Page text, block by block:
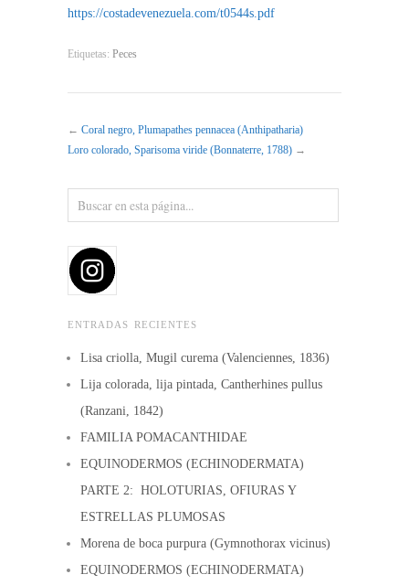
https://costadevenezuela.com/t0544s.pdf
Etiquetas: Peces
← Coral negro, Plumapathes pennacea (Anthipatharia)
Loro colorado, Sparisoma viride (Bonnaterre, 1788) →
ENTRADAS RECIENTES
Lisa criolla, Mugil curema (Valenciennes, 1836)
Lija colorada, lija pintada, Cantherhines pullus
(Ranzani, 1842)
FAMILIA POMACANTHIDAE
EQUINODERMOS (ECHINODERMATA)
PARTE 2: HOLOTURIAS, OFIURAS Y
ESTRELLAS PLUMOSAS
Morena de boca purpura (Gymnothorax vicinus)
EQUINODERMOS (ECHINODERMATA)